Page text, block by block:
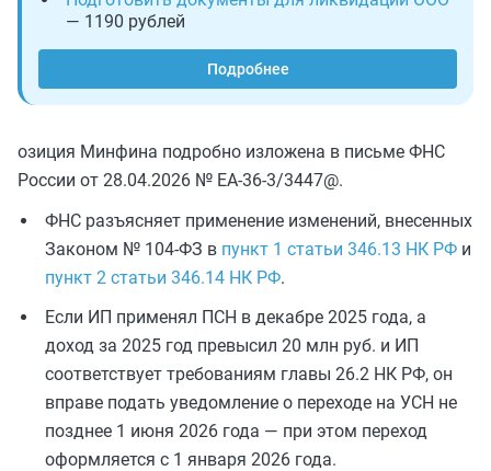
— 1190 рублей
Подробнее
озиция Минфина подробно изложена в письме ФНС
России от 28.04.2026 № ЕА-36-3/3447@.
ФНС разъясняет применение изменений, внесенных
Законом № 104-ФЗ в пункт 1 статьи 346.13 НК РФ и
пункт 2 статьи 346.14 НК РФ.
Если ИП применял ПСН в декабре 2025 года, а
доход за 2025 год превысил 20 млн руб. и ИП
соответствует требованиям главы 26.2 НК РФ, он
вправе подать уведомление о переходе на УСН не
позднее 1 июня 2026 года — при этом переход
оформляется с 1 января 2026 года.